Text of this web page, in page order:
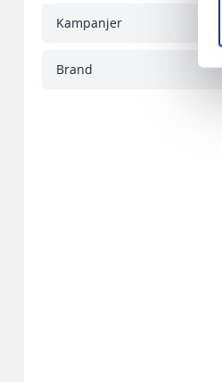
Kampanjer
Brand